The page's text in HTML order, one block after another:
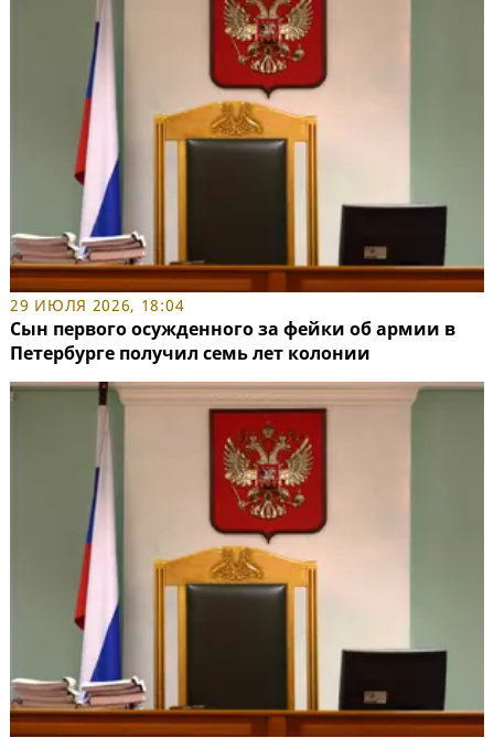
29 ИЮЛЯ 2026, 18:04
Сын первого осужденного за фейки об армии в
Петербурге получил семь лет колонии